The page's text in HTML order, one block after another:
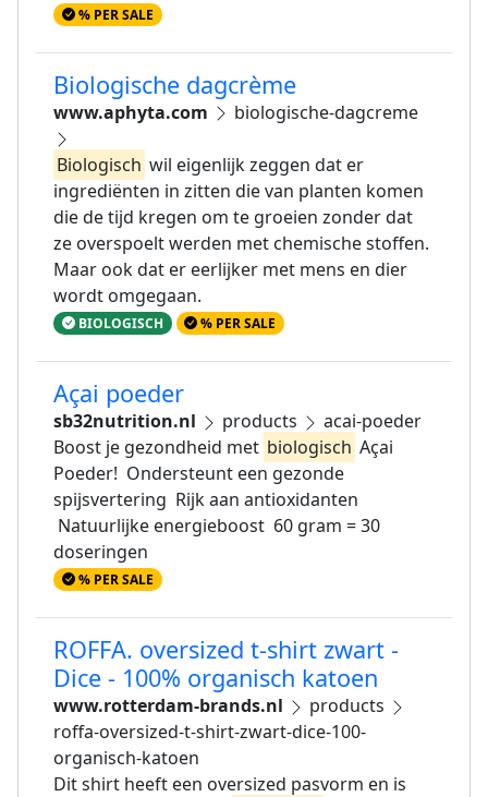
% PER SALE
Biologische dagcrème
www.aphyta.com biologische-dagcreme
Biologisch wil eigenlijk zeggen dat er
ingrediënten in zitten die van planten komen
die de tijd kregen om te groeien zonder dat
ze overspoelt werden met chemische stoffen.
Maar ook dat er eerlijker met mens en dier
wordt omgegaan.
BIOLOGISCH % PER SALE
Açai poeder
sb32nutrition.nl products
acai-poeder
Boost je gezondheid met biologisch Açai
Poeder! Ondersteunt een gezonde
spijsvertering Rijk aan antioxidanten
Natuurlijke energieboost 60 gram = 30
doseringen
% PER SALE
ROFFA. oversized t-shirt zwart -
Dice - 100% organisch katoen
www.rotterdam-brands.nl
products
roffa-oversized-t-shirt-zwart-dice-100-
organisch-katoen
Dit shirt heeft een oversized pasvorm en is